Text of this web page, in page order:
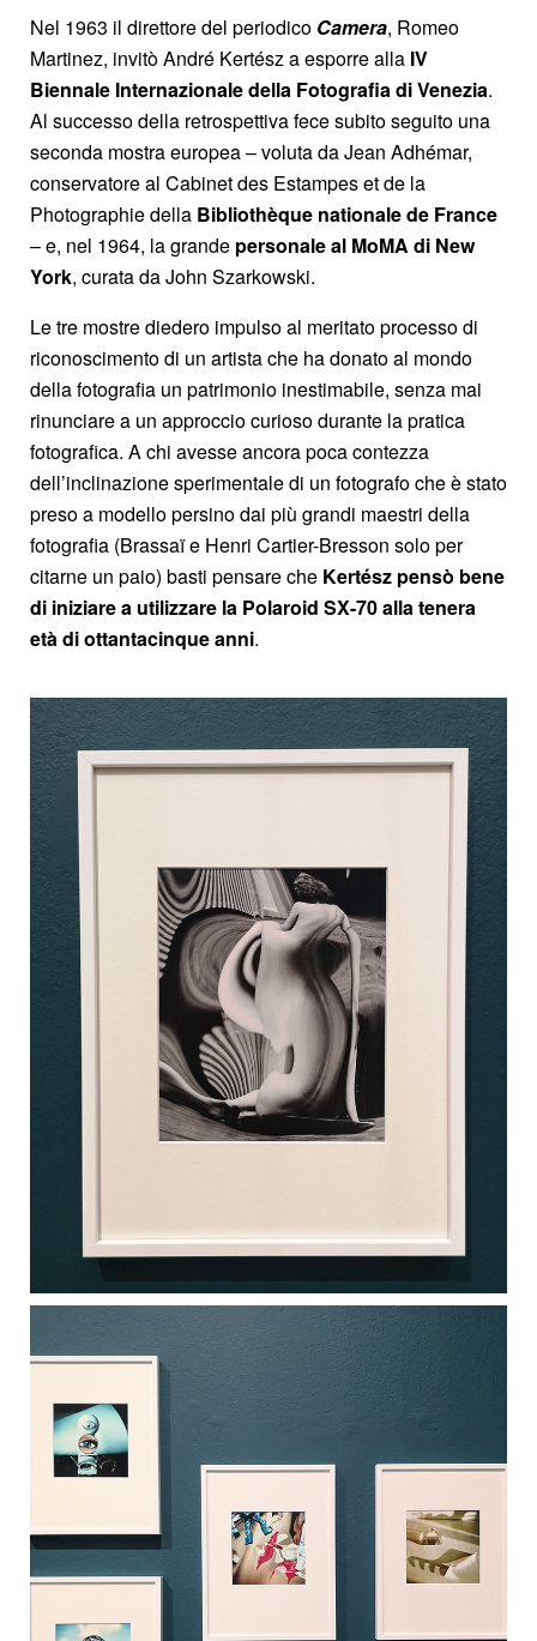
Nel 1963 il direttore del periodico Camera, Romeo
Martinez, invitò André Kertész a esporre alla IV
Biennale Internazionale della Fotografia di Venezia.
Al successo della retrospettiva fece subito seguito una
seconda mostra europea – voluta da Jean Adhémar,
conservatore al Cabinet des Estampes et de la
Photographie della Bibliothèque nationale de France
– e, nel 1964, la grande personale al MoMA di New
York, curata da John Szarkowski.
Le tre mostre diedero impulso al meritato processo di
riconoscimento di un artista che ha donato al mondo
della fotografia un patrimonio inestimabile, senza mai
rinunciare a un approccio curioso durante la pratica
fotografica. A chi avesse ancora poca contezza
dell’inclinazione sperimentale di un fotografo che è stato
preso a modello persino dai più grandi maestri della
fotografia (Brassaï e Henri Cartier-Bresson solo per
citarne un paio) basti pensare che Kertész pensò bene
di iniziare a utilizzare la Polaroid SX-70 alla tenera
età di ottantacinque anni.